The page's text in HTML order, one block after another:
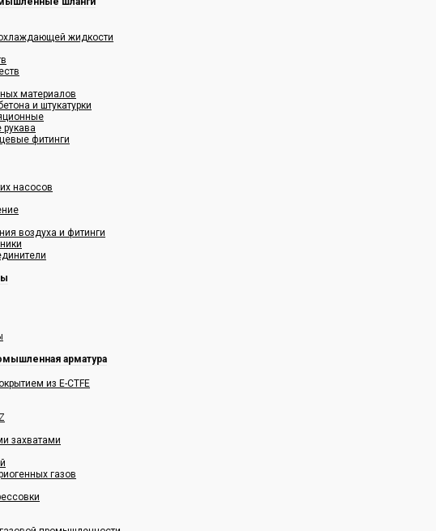
жидкости
материалов
и штукатурки
фитинги
насосов
воздуха и фитинги
арматура
из E-CTFE
захватами
газов